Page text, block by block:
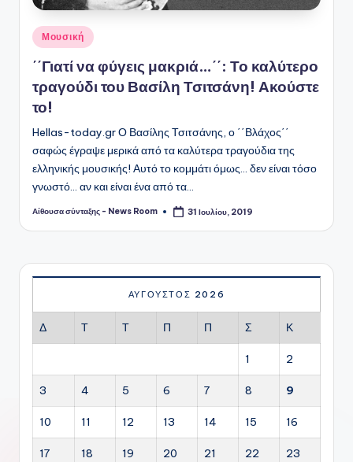
Αναρτήθηκε
σε
Μουσική
΄΄Γιατί να φύγεις μακριά…΄΄: Το καλύτερο
τραγούδι του Βασίλη Τσιτσάνη! Ακούστε
το!
Hellas-today.gr Ο Βασίλης Τσιτσάνης, ο ΄΄Βλάχος΄΄
σαφώς έγραψε μερικά από τα καλύτερα τραγούδια της
ελληνικής μουσικής! Αυτό το κομμάτι όμως... δεν είναι τόσο
γνωστό... αν και είναι ένα από τα…
Συγγραφέας:
Αίθουσα σύνταξης - News Room 31 Ιουλίου, 2019
ΑΎΓΟΥΣΤΟΣ 2026
Δ Τ Τ Π Π Σ Κ
1 2
3 4 5 6 7 8 9
10 11 12 13 14 15 16
17 18 19 20 21 22 23